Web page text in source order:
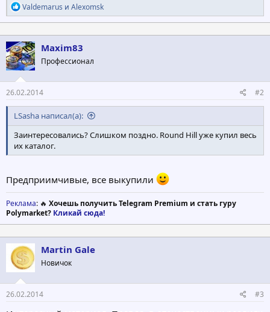
Р
е
а
к
ц
и
и
:
Valdemarus и Alexomsk
Maxim83
Профессионал
26.02.2014 #2
LSasha написал(а):
Заинтересовались? Слишком поздно. Round Hill уже купил весь
их каталог.
Предприимчивые, все выкупили
Реклама: 🔥 Хочешь получить Telegram Premium и стать гуру
Polymarket? Кликай сюда!
Martin Gale
Новичок
26.02.2014 #3